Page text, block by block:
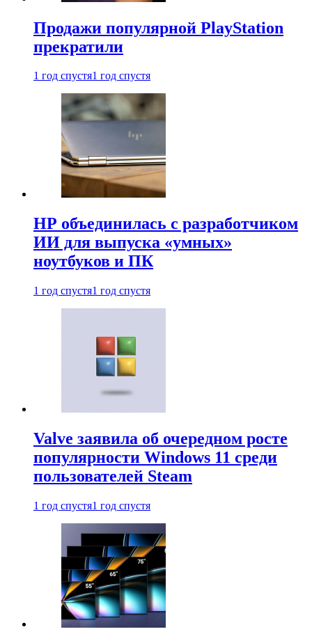
Продажи популярной PlayStation
прекратили
1 год спустя1 год спустя
HP объединилась с разработчиком
ИИ для выпуска «умных»
ноутбуков и ПК
1 год спустя1 год спустя
Valve заявила об очередном росте
популярности Windows 11 среди
пользователей Steam
1 год спустя1 год спустя